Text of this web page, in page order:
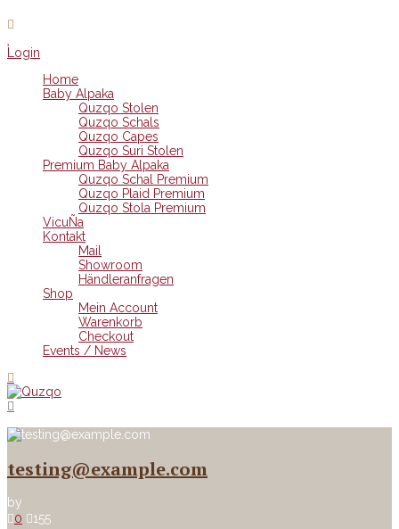
Login
Home
Baby Alpaka
Quzqo Stolen
Quzqo Schals
Quzqo Capes
Quzqo Suri Stolen
Premium Baby Alpaka
Quzqo Schal Premium
Quzqo Plaid Premium
Quzqo Stola Premium
VicuÑa
Kontakt
Mail
Showroom
Händleranfragen
Shop
Mein Account
Warenkorb
Checkout
Events / News
testing@example.com
by
0
155